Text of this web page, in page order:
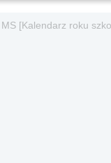
[Kalendarz roku